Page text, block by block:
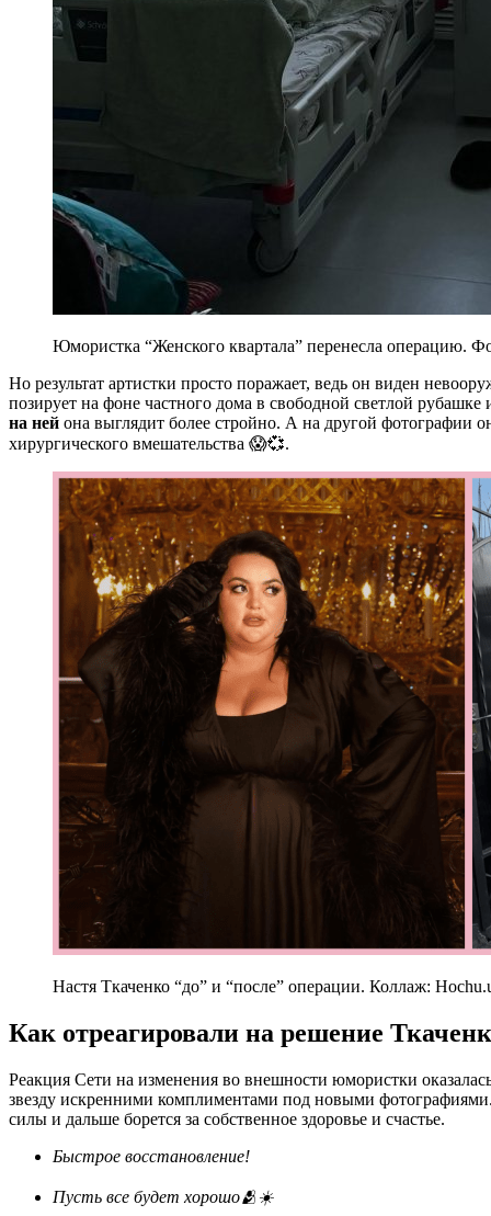
Юмористка “Женского квартала” перенесла операцию.
Но результат артистки просто поражает, ведь он виден
позирует на фоне частного дома в свободной светлой
на ней она выглядит более стройно. А на другой фотографии
хирургического вмешательства 😱💞.
Настя Ткаченко “до” и “после” операции. Коллаж:
Как отреагировали на решение
Реакция Сети на изменения во внешности юмористки
звезду искренними комплиментами под новыми
силы и дальше борется за собственное здоровье и счастье.
Быстрое восстановление!
Пусть все будет хорошо🫂☀️